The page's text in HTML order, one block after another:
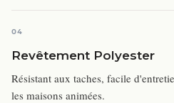
04
Revêtement Polyester
Résistant aux taches, facile
les maisons animées.